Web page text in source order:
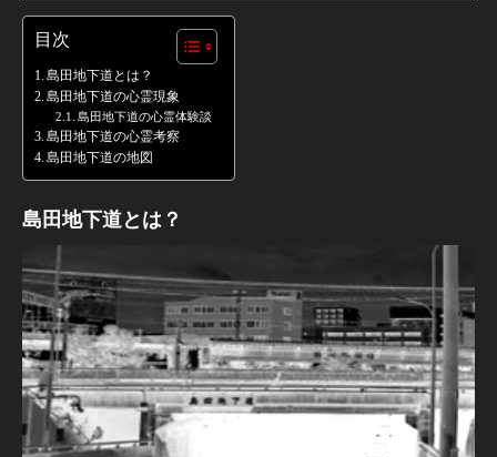
目次
島田地下道とは？
島田地下道の心霊現象
島田地下道の心霊体験談
島田地下道の心霊考察
島田地下道の地図
島田地下道とは？